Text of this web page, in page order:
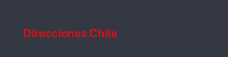
Direcciones Chile